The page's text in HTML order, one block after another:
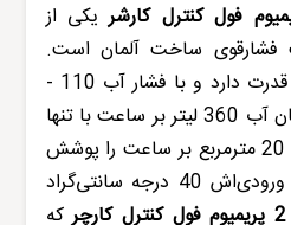
کارشریکی از
فشارقوی ساخت آلمان است.
دستگاهی که 1400 وات قدرت دارد و با فشار آب 110 -
20 بار و حداکثر دبی جریان آب 360 لیتر بر ساعت با تنها
4.6 کیلوگرم وزن می‌تواند 20 مترمربع بر ساعت را پوشش
دهد و حداکثر دمای آب ورودی‌اش 40 درجه سانتی‌گراد
کارچرکه